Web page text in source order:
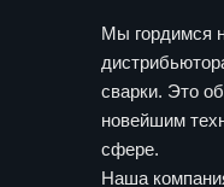
Мы гордимся
сварки. Это
новейшим
сфере.
Наша